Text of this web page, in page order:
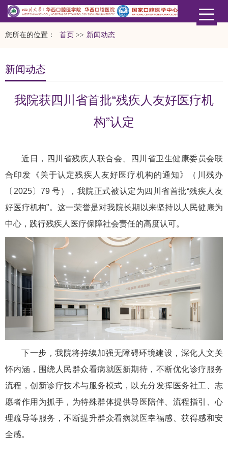
您所在的位置： 首页 >> 新闻动态
新闻动态
我院获四川省首批“残疾人友好医疗机
构”认定
近日，四川省残疾人联合会、四川省卫生健康委员会联
合印发《关于认定残疾人友好医疗机构的通知》（川残办
〔2025〕79 号），我院正式被认定为四川省首批“残疾人友
好医疗机构”。这一荣誉是对我院长期以来坚持以人民健康为
中心，践行残疾人医疗保障社会责任的高度认可。
下一步，我院将持续加强无障碍环境建设，深化人文关
怀内涵，围绕人民群众看病就医新期待，不断优化诊疗服务
流程，创新诊疗技术与服务模式，以充分发挥医务社工、志
愿者作用为抓手，为特殊群体提供导医陪伴、流程指引、心
理疏导等服务，不断提升群众看病就医幸福感、获得感和安
全感。